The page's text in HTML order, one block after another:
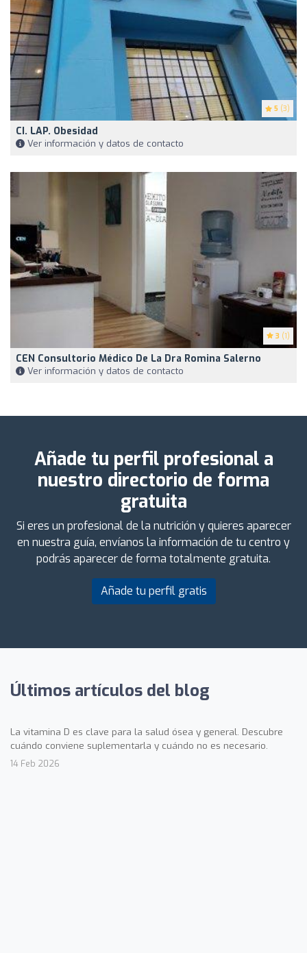
5 (3)
CI. LAP. Obesidad
Ver información y datos de contacto
3 (1)
CEN Consultorio Médico De La Dra Romina Salerno
Ver información y datos de contacto
Añade tu perfil profesional a
nuestro directorio de forma
gratuita
Si eres un profesional de la nutrición y quieres aparecer
en nuestra guía, envíanos la información de tu centro y
podrás aparecer de forma totalmente gratuita.
Añade tu perfil gratis
Últimos artículos del blog
La vitamina D es clave para la salud ósea y general. Descubre
cuándo conviene suplementarla y cuándo no es necesario.
14 Feb 2026